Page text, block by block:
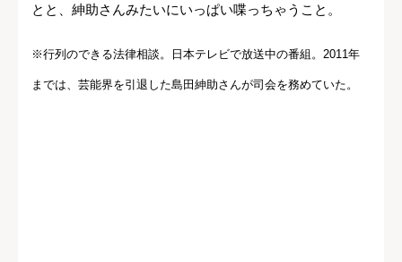
とと、紳助さんみたいにいっぱい喋っちゃうこと。
※行列のできる法律相談。日本テレビで放送中の番組。2011年
までは、芸能界を引退した島田紳助さんが司会を務めていた。